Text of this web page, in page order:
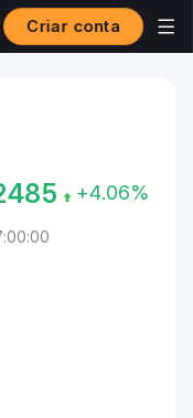
Criar conta
EUR to Avalanche
+4.06%